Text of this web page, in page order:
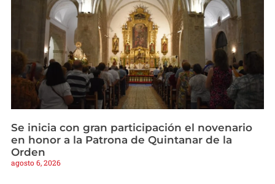
Se inicia con gran participación el novenario
en honor a la Patrona de Quintanar de la
Orden
agosto 6, 2026